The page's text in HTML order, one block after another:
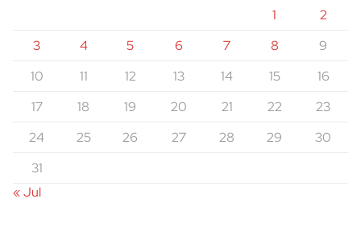
1
2
3
4 5 6 7 8
9
10
11 12 13 14 15
16
17
18 19 20 21 22
23
24
25 26 27 28 29
30
31
« Jul